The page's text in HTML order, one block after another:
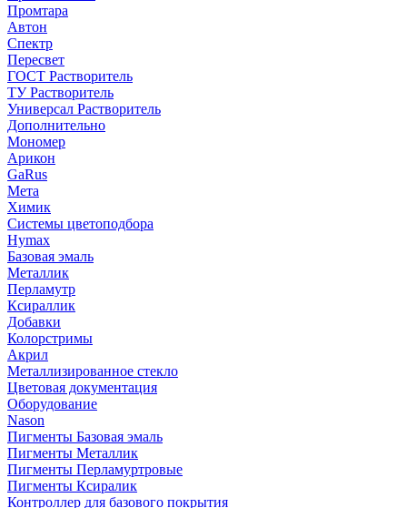
Промтара
Автон
Спектр
Пересвет
ГОСТ Растворитель
ТУ Растворитель
Универсал Растворитель
Дополнительно
Мономер
Арикон
GaRus
Мета
Химик
Системы цветоподбора
Hymax
Базовая эмаль
Металлик
Перламутр
Ксираллик
Добавки
Колорстримы
Акрил
Металлизированное стекло
Цветовая документация
Оборудование
Nason
Пигменты Базовая эмаль
Пигменты Металлик
Пигменты Перламуртровые
Пигменты Ксиралик
Контроллер для базового покрытия